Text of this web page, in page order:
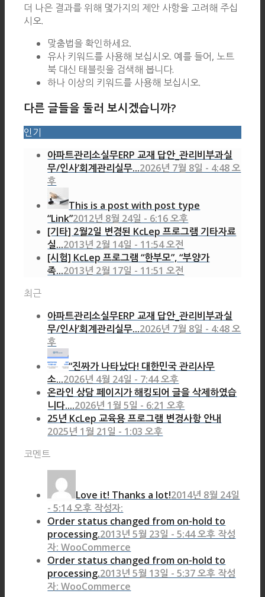
더 나은 결과를 위해 몇가지의 제안 사항을 고려해 주십
시오.
맞춤법을 확인하세요.
유사 키워드를 사용해 보십시오. 예를 들어, 노트
북 대신 태블릿을 검색해 봅니다.
하나 이상의 키워드를 사용해 보십시오.
다른 글들을 둘러 보시겠습니까?
인기
아파트관리소실무ERP 교재 답안_관리비부과실
무/인사’회계관리실무...2026년 7월 8일 - 4:48 오
후
This is a post with post type
“Link”2012년 8월 24일 - 6:16 오후
[기타] 2월2일 변경된 KcLep 프로그램 기타자료
실...2013년 2월 14일 - 11:54 오전
[시험] KcLep 프로그램 “한부모”, “부양가
족...2013년 2월 17일 - 11:51 오전
최근
아파트관리소실무ERP 교재 답안_관리비부과실
무/인사’회계관리실무...2026년 7월 8일 - 4:48 오
후
“진짜가 나타났다! 대한민국 관리사무
소...2026년 4월 24일 - 7:44 오후
온라인 상담 페이지가 해킹되어 글을 삭제하였습
니다....2026년 1월 5일 - 6:21 오후
25년 KcLep 교육용 프로그램 변경사항 안내
2025년 1월 21일 - 1:03 오후
코멘트
Love it! Thanks a lot!2014년 8월 24일
- 5:14 오후 작성자:
Order status changed from on-hold to
processing.2013년 5월 23일 - 5:44 오후 작성
자: WooCommerce
Order status changed from on-hold to
processing.2013년 5월 13일 - 5:37 오후 작성
자: WooCommerce